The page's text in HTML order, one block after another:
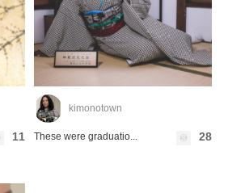
11
kimonotown
These were graduatio... 28